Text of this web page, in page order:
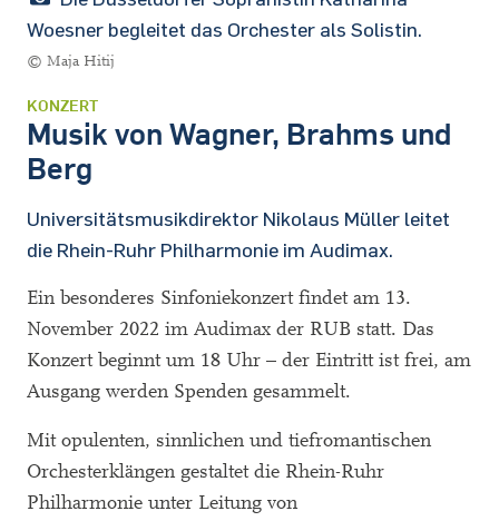
Woesner begleitet das Orchester als Solistin.
© Maja Hitij
KONZERT
Musik von Wagner, Brahms und
Berg
Universitätsmusikdirektor Nikolaus Müller leitet
die Rhein-Ruhr Philharmonie im Audimax.
Ein besonderes Sinfoniekonzert findet am 13.
November 2022 im Audimax der RUB statt. Das
Konzert beginnt um 18 Uhr – der Eintritt ist frei, am
Ausgang werden Spenden gesammelt.
Mit opulenten, sinnlichen und tiefromantischen
Orchesterklängen gestaltet die Rhein-Ruhr
Philharmonie unter Leitung von